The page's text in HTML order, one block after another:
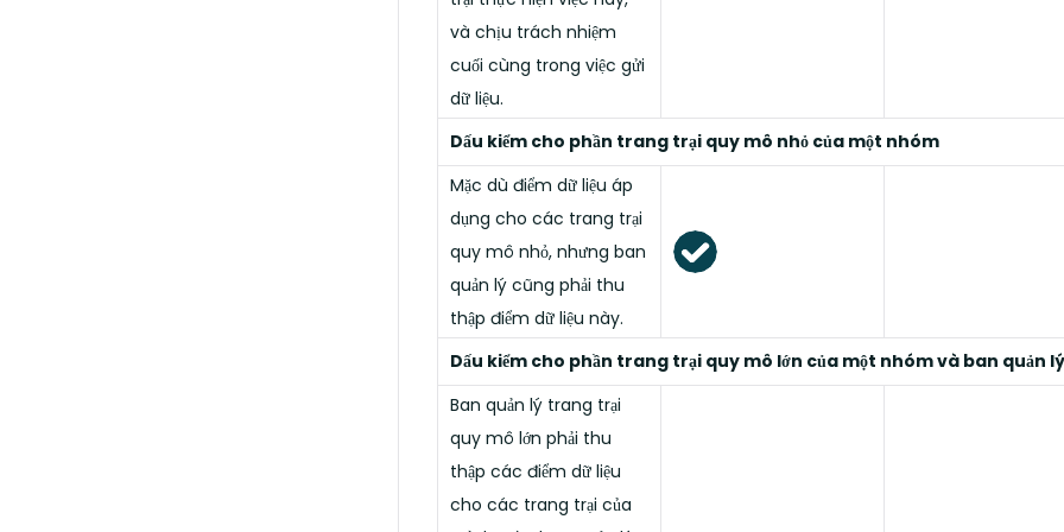
và chịu trách nhiệm
cuối cùng trong việc gửi
dữ liệu.
Dấu kiểm cho phần trang trại quy mô nhỏ của một nhóm
Mặc dù điểm dữ liệu áp
dụng cho các trang trại
quy mô nhỏ, nhưng ban
quản lý cũng phải thu
thập điểm dữ liệu này.
Dấu kiểm cho phần trang trại quy mô lớn của một nhóm và ban quản
Ban quản lý trang trại
quy mô lớn phải thu
thập các điểm dữ liệu
cho các trang trại của